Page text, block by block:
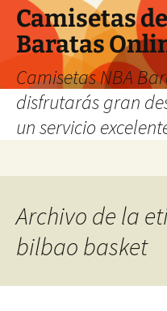
Camisetas
Baratas
Camisetas NBA
disfrutarás gran
un servicio
Archivo de la
bilbao basket